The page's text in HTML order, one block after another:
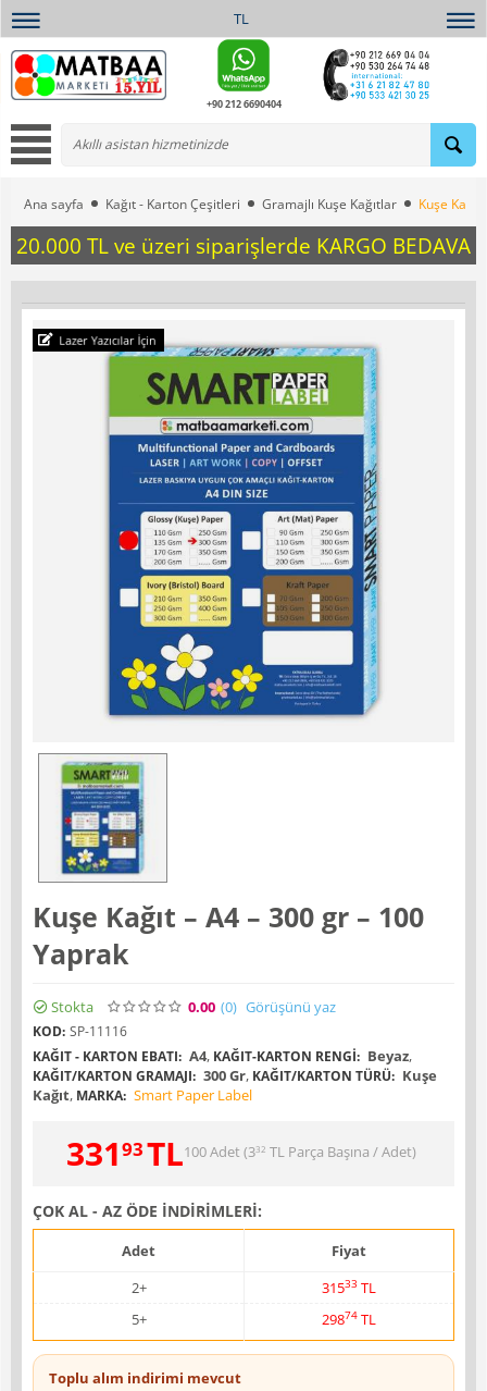
TL
+90 212 6690404
Ana sayfa Kağıt - Karton Çeşitleri Gramajlı Kuşe Kağıtlar Kuşe
20.000 TL ve üzeri siparişlerde KARGO BEDAVA
Lazer Yazıcılar İçin
Kuşe Kağıt – A4 – 300 gr – 100
Yaprak
Stokta 0.00 (0) Görüşünü yaz
KOD: SP-11116
KAĞIT - KARTON EBATI: A4, KAĞIT-KARTON RENGI: Beyaz,
KAĞIT/KARTON GRAMAJI: 300 Gr, KAĞIT/KARTON TÜRÜ: Kuşe
Kağıt, MARKA: Smart Paper Label
33193TL100 Adet (332 TLParça Başına / Adet)
ÇOK AL - AZ ÖDE İNDİRİMLERİ:
Adet
Fiyat
2+
31533 TL
5+
29874 TL
Toplu alım indirimi mevcut